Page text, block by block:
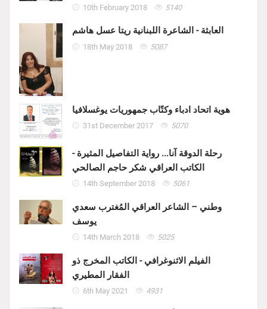
10th February 2018 5140
العابثة - الشاعرة اللبنانية ريتا عسل هاشم
18th May 2018 5087
هوية اتحاد ادباء وكتّاب جمهوريات يوغسلافيا
31st December 2017 5070
رحلة الدوقة آنا... رواية التفاصيل المثيرة -
الكاتب العراقي شكر حاجم الصالحي
14th September 2018 5061
وطني – الشاعر العراقي المُغترب سعدي
يوسف
14th March 2018 5025
الفيلم الاثنوغرافي - الكاتب المخرج ذو
الفقار المطيري
6th May 2021 4931